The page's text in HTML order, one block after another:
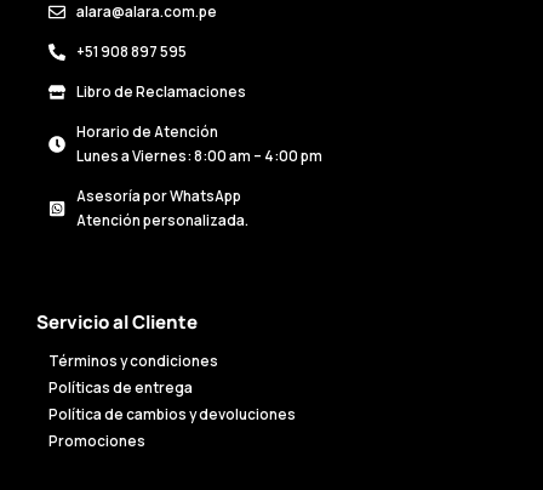
alara@alara.com.pe
+51 908 897 595
Libro de Reclamaciones
Horario de Atención
Lunes a Viernes: 8:00 am – 4:00 pm
Asesoría por WhatsApp
Atención personalizada.
Servicio al Cliente
Términos y condiciones
Políticas de entrega
Política de cambios y devoluciones
Promociones